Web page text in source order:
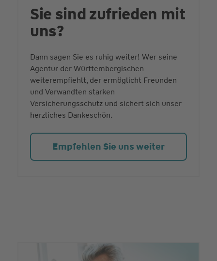
Sie sind zufrieden mit
uns?
Dann sagen Sie es ruhig weiter! Wer seine
Agentur der Württembergischen
weiterempfiehlt, der ermöglicht Freunden
und Verwandten starken
Versicherungsschutz und sichert sich unser
herzliches Dankeschön.
Empfehlen Sie uns weiter